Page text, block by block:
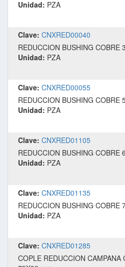
Unidad: PZA
Clave: CNXRED00040
REDUCCION BUSHING COBRE
Unidad: PZA
Clave: CNXRED00055
REDUCCION BUSHING COBRE
Unidad: PZA
Clave: CNXRED01105
REDUCCION BUSHING COBRE
Unidad: PZA
Clave: CNXRED01135
REDUCCION BUSHING COBRE
Unidad: PZA
Clave: CNXRED01285
COPLE REDUCCION CAMPANA